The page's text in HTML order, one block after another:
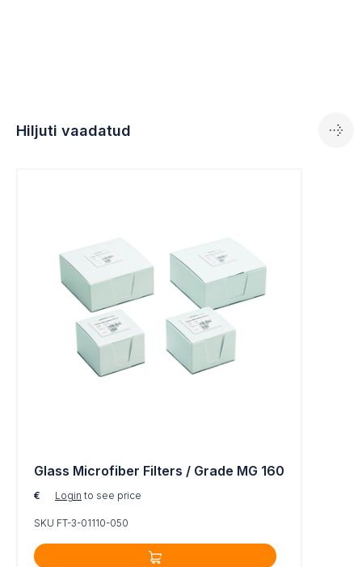
Hiljuti vaadatud
Glass Microfiber Filters / Grade MG 160
€ Login to see price
SKU FT-3-01110-050